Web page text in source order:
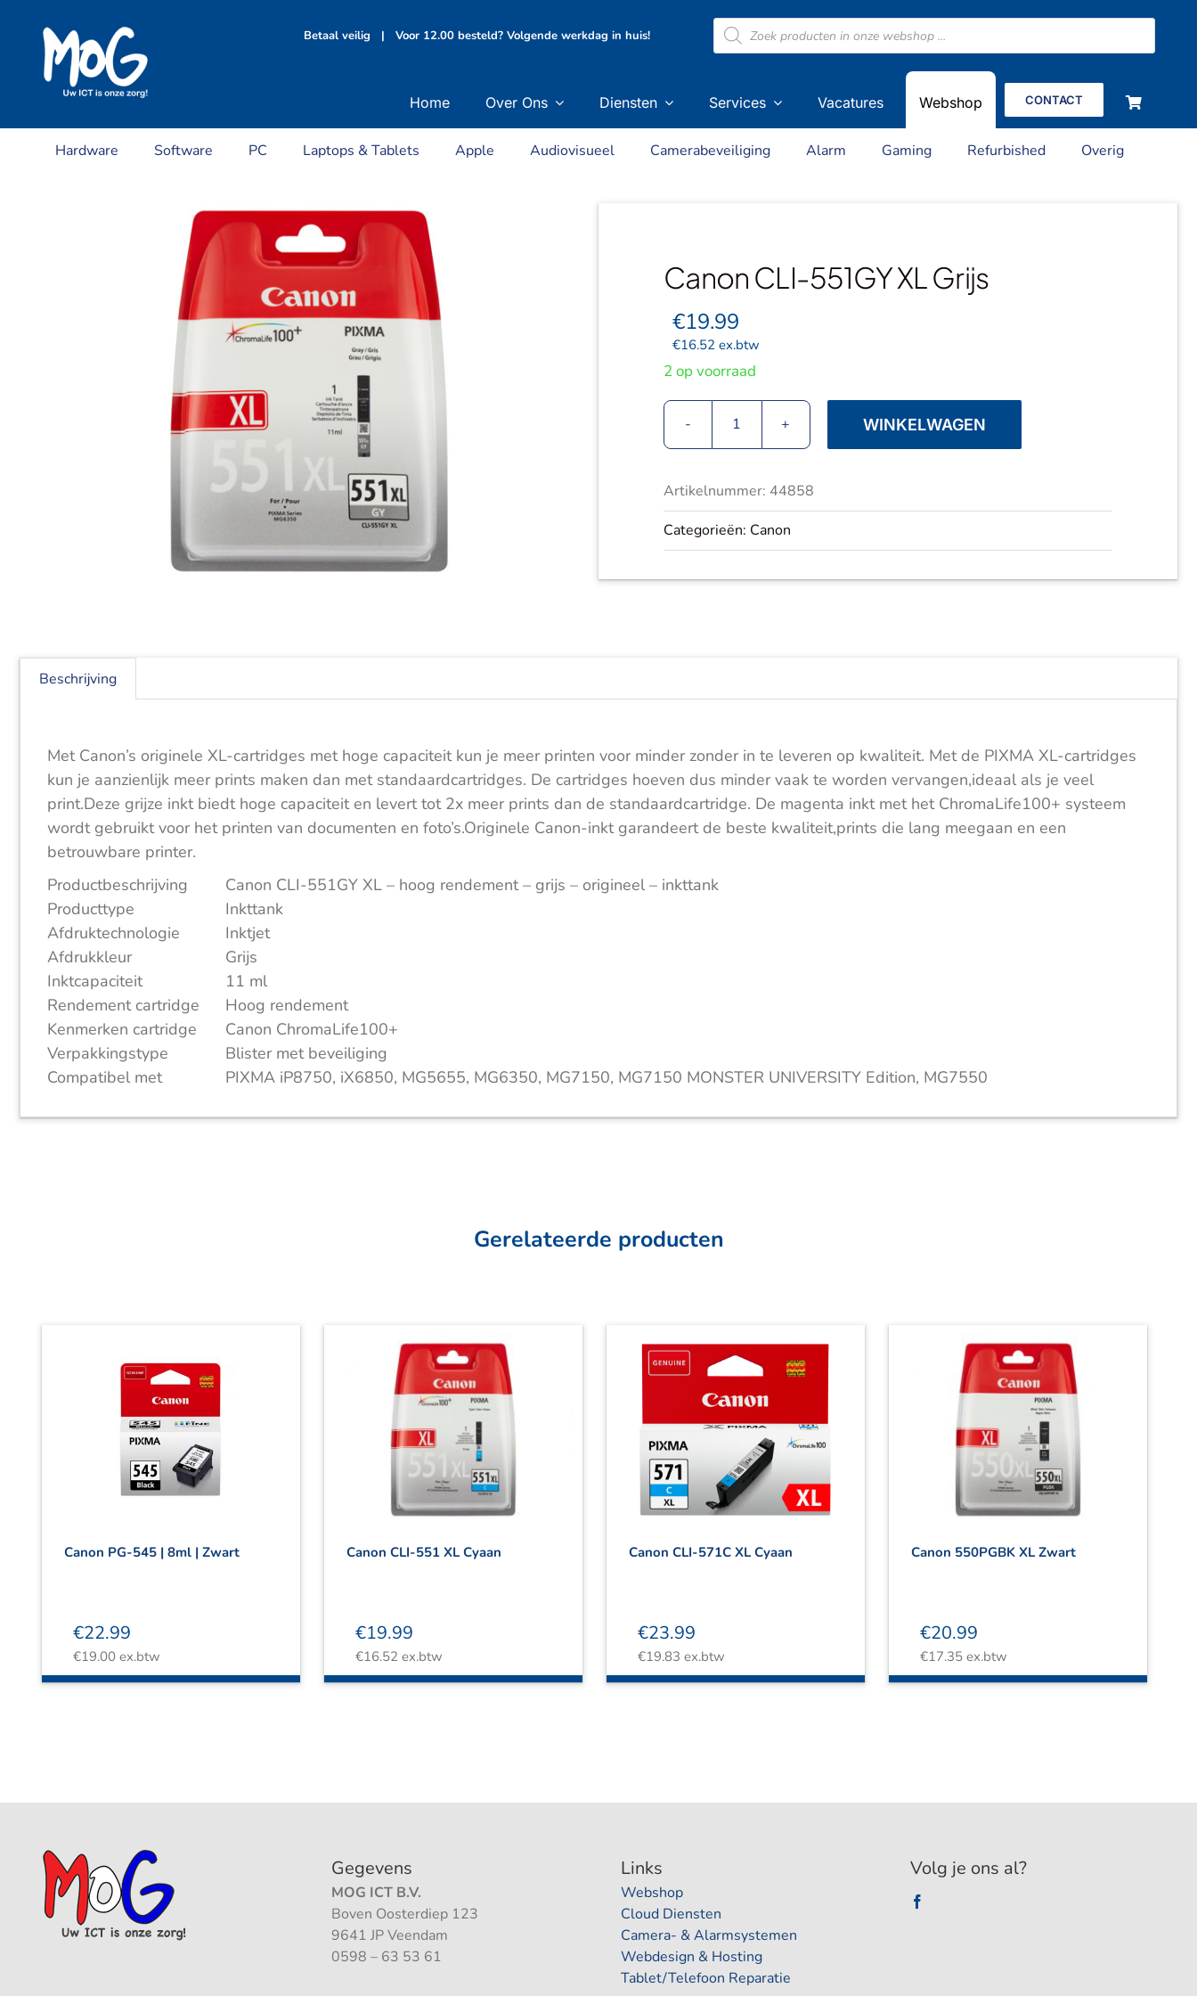
Betaal veilig | Voor 12.00 besteld? Volgende werkdag in huis!
Producten
zoeken
Home Over Ons Diensten Services Vacatures Webshop CONTACT
Hardware Software PC Laptops & Tablets Apple Audiovisueel Camerabeveiliging Alarm Gaming Refurbished Overig
Canon CLI-551GY XL Grijs
€19.99
€16.52 ex.btw
2 op voorraad
Canon
CLI-
XL
Grijs
aantal
WINKELWAGEN
Artikelnummer: 44858
Categorieën: Canon
Beschrijving
Met Canon’s originele XL-cartridges met hoge capaciteit kun je meer printen voor minder zonder in te leveren op kwaliteit. Met de PIXMA XL-cartridges
kun je aanzienlijk meer prints maken dan met standaardcartridges. De cartridges hoeven dus minder vaak te worden vervangen,ideaal als je veel
print.Deze grijze inkt biedt hoge capaciteit en levert tot 2x meer prints dan de standaardcartridge. De magenta inkt met het ChromaLife100+ systeem
wordt gebruikt voor het printen van documenten en foto’s.Originele Canon-inkt garandeert de beste kwaliteit,prints die lang meegaan en een
betrouwbare printer.
Productbeschrijving
Canon CLI-551GY XL – hoog rendement – grijs – origineel – inkttank
Producttype
Inkttank
Afdruktechnologie
Inktjet
Afdrukkleur
Grijs
Inktcapaciteit
11 ml
Rendement cartridge
Hoog rendement
Kenmerken cartridge
Canon ChromaLife100+
Verpakkingstype
Blister met beveiliging
Compatibel met
PIXMA iP8750, iX6850, MG5655, MG6350, MG7150, MG7150 MONSTER UNIVERSITY Edition, MG7550
Gerelateerde producten
Canon PG-545 | 8ml | Zwart
€22.99
€19.00ex.btw
Canon CLI-551 XL Cyaan
€19.99
€16.52 ex.btw
Canon CLI-571C XL Cyaan
€23.99
€19.83 ex.btw
Canon 550PGBK XL Zwart
€20.99
€17.35ex.btw
Gegevens
MOG ICT B.V.
Boven Oosterdiep 123
9641 JP Veendam
0598 – 63 53 61
Links
Webshop
Cloud Diensten
Camera- & Alarmsystemen
Webdesign & Hosting
Tablet/Telefoon Reparatie
Volg je ons al?